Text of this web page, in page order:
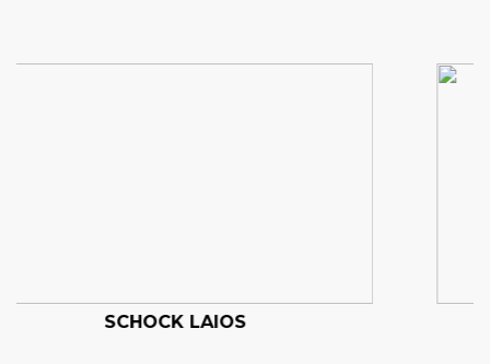
SCHOCK KETO